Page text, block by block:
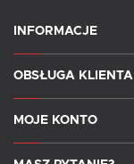
INFORMACJE
OBSŁUGA KLIENTA
MOJE KONTO